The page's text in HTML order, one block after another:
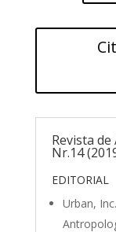
Revista
Nr.14
EDITORIAL
Urban,